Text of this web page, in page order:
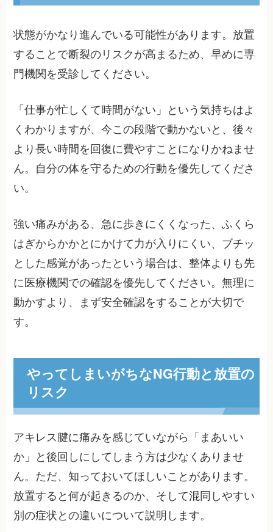
状態がかなり進んでいる可能性があります。放置
することで断裂のリスクが高まるため、早めに専
門機関を受診してください。
「仕事が忙しくて時間がない」という気持ちはよ
くわかりますが、今この段階で動かないと、後々
より長い時間を回復に費やすことになりかねませ
ん。自分の体を守るための行動を優先してくださ
い。
強い痛みがある、急に歩きにくくなった、ふくら
はぎからかかとにかけて力が入りにくい、ブチッ
とした感覚があったという場合は、整体よりも先
に医療機関での確認を優先してください。無理に
動かすより、まず安全確認をすることが大切で
す。
やってしまいがちなNG行動と放置の
リスク
アキレス腱に痛みを感じていながら「まあいい
か」と後回しにしてしまう方は少なくありませ
ん。ただ、知っておいてほしいことがあります。
放置すると何が起きるのか、そして混同しやすい
別の症状との違いについて説明します。